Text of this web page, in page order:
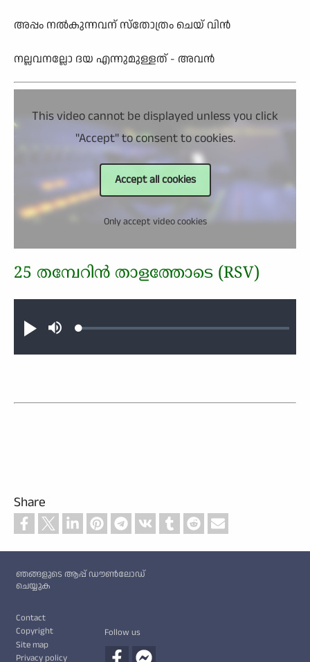
അപ്പം നല്‍കുന്നവന് സ്തോത്രം ചെയ് വിന്‍
നല്ലവനല്ലോ ദയ എന്നുമുള്ളത് - അവന്‍
This video cannot be displayed unless you click
"Accept" to consent to cookies.
Accept all cookies
Only accept video cookies
Play MuteLoaded:
25 തമ്പേറിന്‍ താളത്തോടെ (RSV)
Share
ഞങ്ങളുടെ ആപ്പ് ഡൗൺലോഡ്
ചെയ്യുക
Contact
Copyright
Site map
Privacy policy
Follow us